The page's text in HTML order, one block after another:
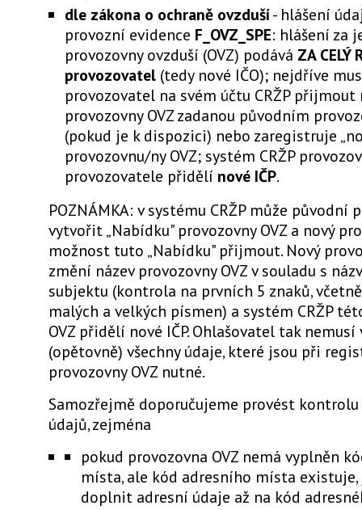
dle zákona o ochraně ovzduší- hlášení
provozní evidence F_OVZ_SPE: hlášení za
provozovny ovzduší (OVZ) podává ZA CELÝ
provozovatel (tedy nové IČO); nejdříve
provozovatel na svém účtu CRŽP přijmout
provozovny OVZ zadanou původním
(pokud je k dispozici) nebo zaregistruje
provozovnu/ny OVZ; systém CRŽP
provozovatele přidělí nové IČP.
POZNÁMKA: v systému CRŽP může původní
vytvořit „Nabídku" provozovny OVZ a nový
možnost tuto „Nabídku" přijmout. Nový
změní název provozovny OVZ v souladu s
subjektu (kontrola na prvních 5 znaků,
malých a velkých písmen) a systém CRŽP
OVZ přidělí nové IČP. Ohlašovatel tak
(opětovně) všechny údaje, které jsou při
provozovny OVZ nutné.
Samozřejmě doporučujeme provést kontrolu
údajů, zejména
pokud provozovna OVZ nemá vyplněn
místa, ale kód adresního místa
doplnit adresní údaje až na kód